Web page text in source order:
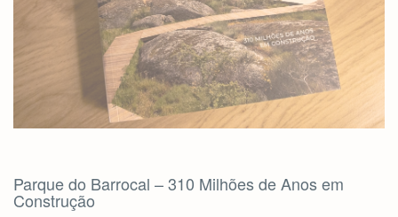
Parque do Barrocal – 310 Milhões de Anos em
Construção